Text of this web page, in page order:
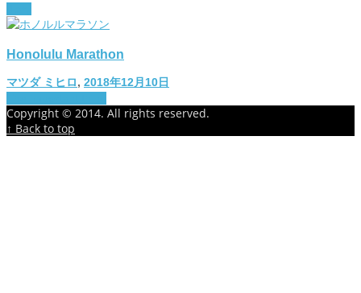
Honolulu Marathon
マツダ ミヒロ, 2018年12月10日
Copyright © 2014. All rights reserved.
↑ Back to top